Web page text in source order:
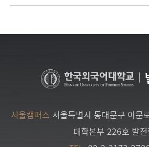
서울캠퍼스 서울특별시 동대문구 이문
대학본부 226호 발전